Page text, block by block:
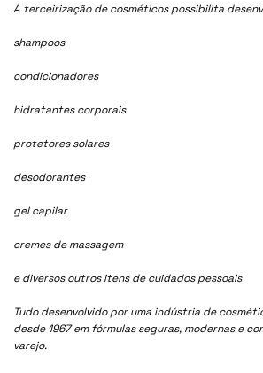
A terceirização de cosméticos possibilita
shampoos
condicionadores
hidratantes corporais
protetores solares
desodorantes
gel capilar
cremes de massagem
e diversos outros itens de cuidados pessoais
Tudo desenvolvido por uma indústria de
desde 1967 em fórmulas seguras, modernas e
varejo.